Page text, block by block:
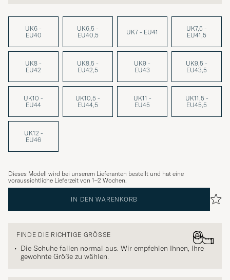
UK6 -
EU40
UK6,5 -
EU40,5
UK7 - EU41
UK7,5 -
EU41,5
UK8 -
EU42
UK8,5 -
EU42,5
UK9 -
EU43
UK9,5 -
EU43,5
UK10 -
EU44
UK10,5 -
EU44,5
UK11 -
EU45
UK11,5 -
EU45,5
UK12 -
EU46
Dieses Modell wird bei unserem Lieferanten bestellt und hat eine
voraussichtliche Lieferzeit von 1–2 Wochen.
IN DEN WARENKORB
FINDE DIE RICHTIGE GRÖSSE
Die Schuhe fallen normal aus. Wir empfehlen Ihnen, Ihre
gewohnte Größe zu wählen.